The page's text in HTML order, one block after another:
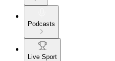
Podcasts
Live Sport